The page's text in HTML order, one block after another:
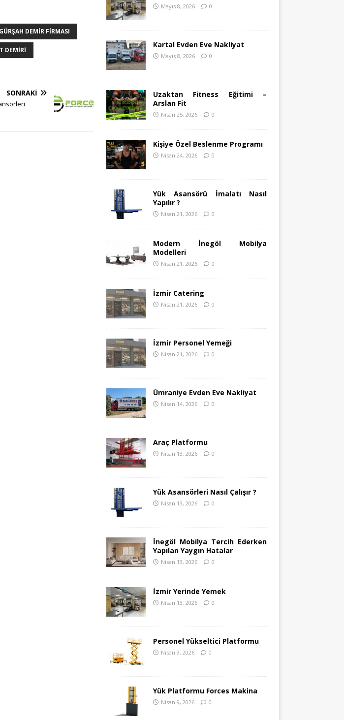
GÜRŞAH DEMIR FIRMASI
DEMIRI
SONRAKI
Mayıs 8, 2026 0
Kartal Evden Eve Nakliyat
Mayıs 8, 2026 0
Uzaktan Fitness Eğitimi –
Arslan Fit
Nisan 25, 2026 0
Kişiye Özel Beslenme Programı
Nisan 24, 2026 0
Yük Asansörü İmalatı Nasıl
Yapılır ?
Nisan 21, 2026 0
Modern İnegöl Mobilya
Modelleri
Nisan 21, 2026 0
İzmir Catering
Nisan 21, 2026 0
İzmir Personel Yemeği
Nisan 21, 2026 0
Ümraniye Evden Eve Nakliyat
Nisan 14, 2026 0
Araç Platformu
Nisan 13, 2026 0
Yük Asansörleri Nasıl Çalışır ?
Nisan 13, 2026 0
İnegöl Mobilya Tercih Ederken
Yapılan Yaygın Hatalar
Nisan 13, 2026 0
İzmir Yerinde Yemek
Nisan 13, 2026 0
Personel Yükseltici Platformu
Nisan 9, 2026 0
Yük Platformu Forces Makina
Nisan 9, 2026 0